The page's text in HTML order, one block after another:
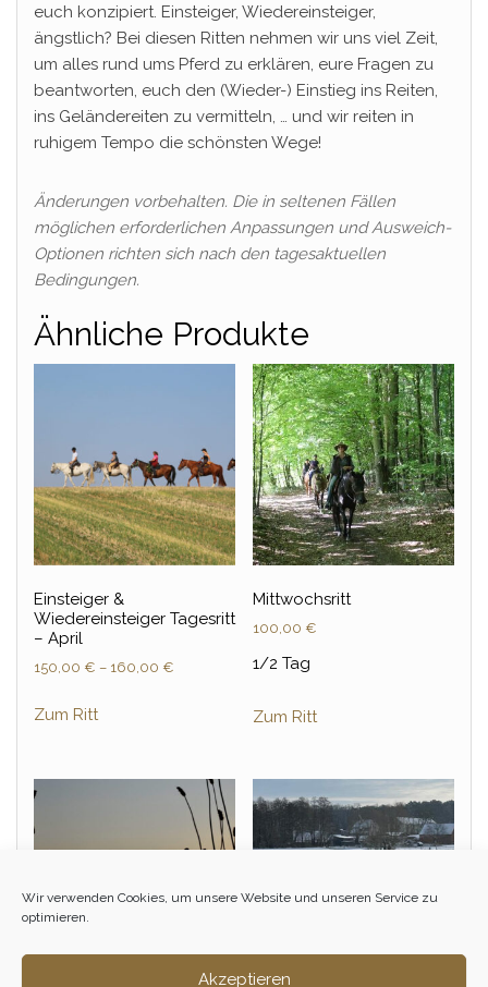
Wir verwenden Cookies, um unsere Website und unseren Service zu
optimieren.
Akzeptieren
euch konzipiert. Einsteiger, Wiedereinsteiger,
ängstlich? Bei diesen Ritten nehmen wir uns viel Zeit,
um alles rund ums Pferd zu erklären, eure Fragen zu
beantworten, euch den (Wieder-) Einstieg ins Reiten,
ins Geländereiten zu vermitteln, … und wir reiten in
ruhigem Tempo die schönsten Wege!
Änderungen vorbehalten. Die in seltenen Fällen
möglichen erforderlichen Anpassungen und Ausweich-
Optionen richten sich nach den tagesaktuellen
Bedingungen.
Ähnliche Produkte
Einsteiger &
Wiedereinsteiger Tagesritt
– April
150,00 € – 160,00 €
Zum Ritt
Mittwochsritt
100,00 €
1/2 Tag
Zum Ritt